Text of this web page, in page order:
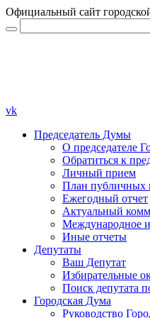
Официальный сайт
vk
Председатель Думы
О председателе
Обратиться к
Личный прием
План публичных
Ежегодный отчет
Актуальный
Международное
Иные отчеты
Депутаты
Ваш Депутат
Избирательные
Поиск депутата
Городская Дума
Руководство